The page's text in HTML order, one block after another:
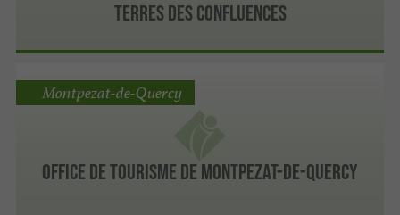
Terres des Confluences
Office de Tourisme de Montpezat-de-Quercy
Montpezat-de-Quercy